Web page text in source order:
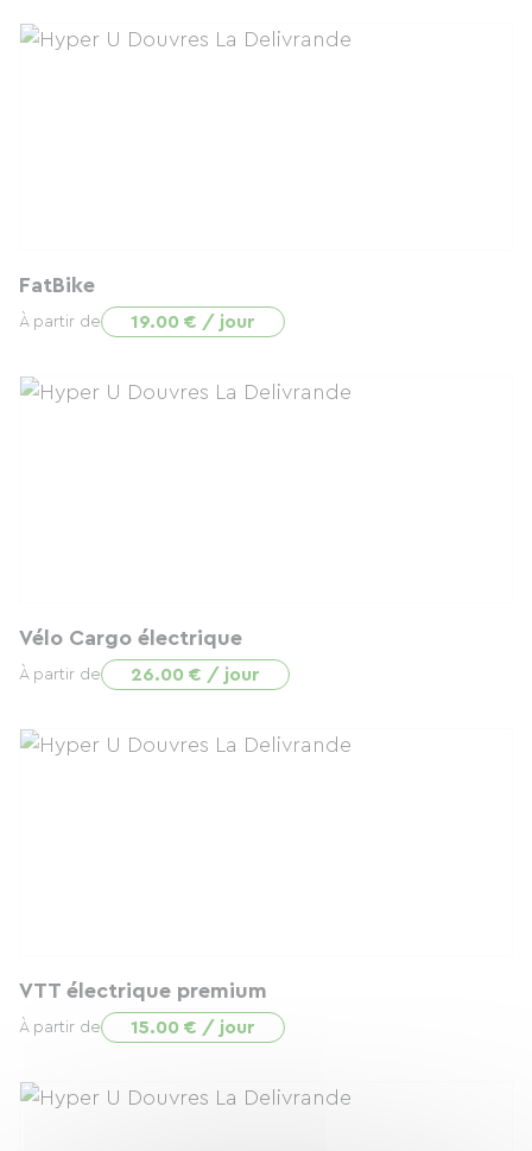
FatBike
À partir de 19.00 € / jour
Vélo Cargo électrique
À partir de 26.00 € / jour
VTT électrique premium
À partir de 15.00 € / jour